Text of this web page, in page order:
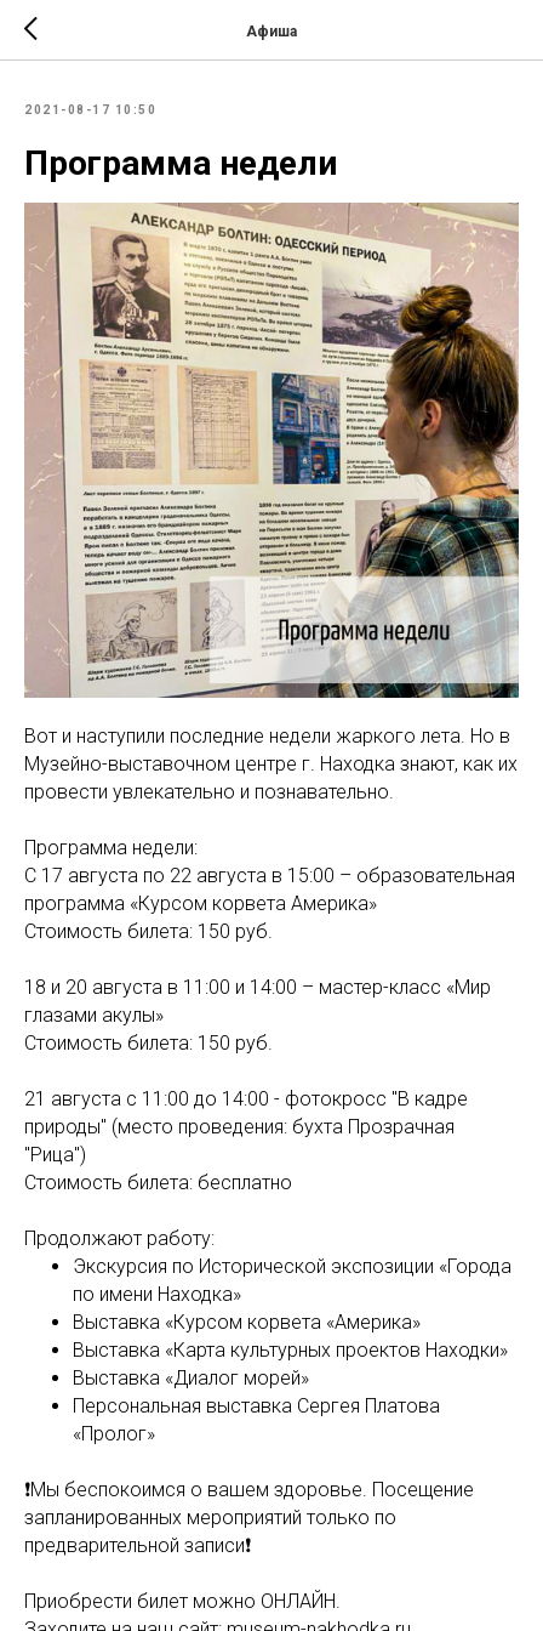
Афиша
2021-08-17 10:50
Программа недели
Вот и наступили последние недели жаркого лета. Но в
Музейно-выставочном центре г. Находка знают, как их
провести увлекательно и познавательно.
Программа недели:
С 17 августа по 22 августа в 15:00 – образовательная
программа «Курсом корвета Америка»
Стоимость билета: 150 руб.
18 и 20 августа в 11:00 и 14:00 – мастер-класс «Мир
глазами акулы»
Стоимость билета: 150 руб.
21 августа с 11:00 до 14:00 - фотокросс "В кадре
природы" (место проведения: бухта Прозрачная
"Рица")
Стоимость билета: бесплатно
Продолжают работу:
Экскурсия по Исторической экспозиции «Города
по имени Находка»
Выставка «Курсом корвета «Америка»
Выставка «Карта культурных проектов Находки»
Выставка «Диалог морей»
Персональная выставка Сергея Платова
«Пролог»
❗Мы беспокоимся о вашем здоровье. Посещение
запланированных мероприятий только по
предварительной записи❗
Приобрести билет можно ОНЛАЙН.